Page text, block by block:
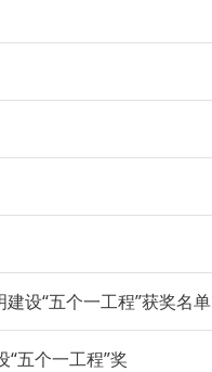
设“五个一工程”获奖名单
五个一工程”奖